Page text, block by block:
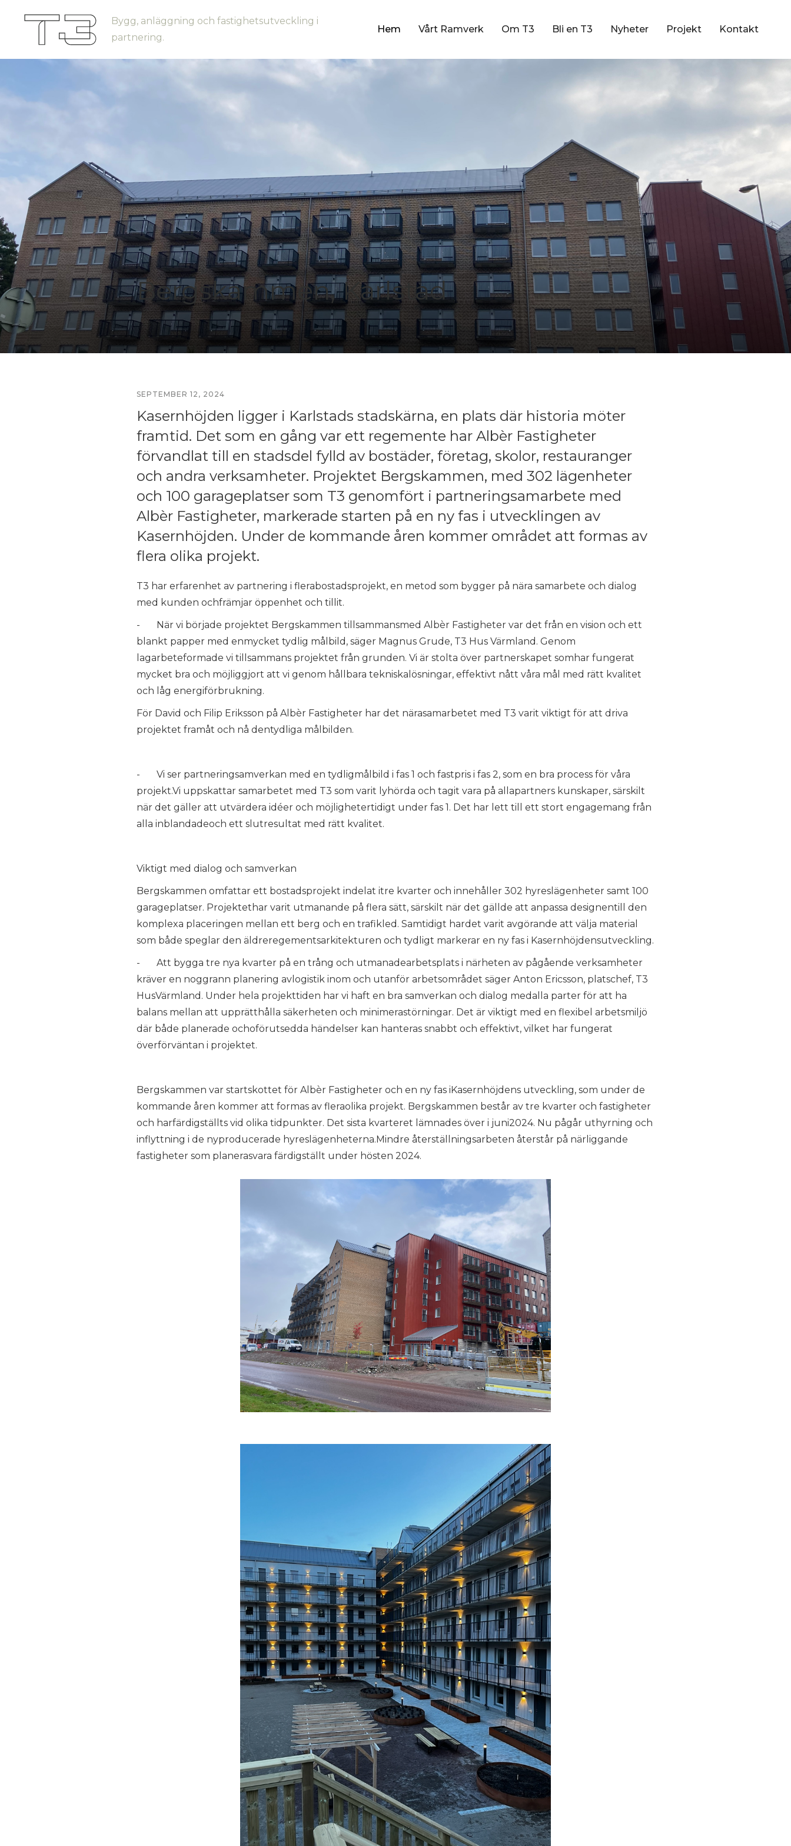
Bygg, anläggning och fastighetsutveckling i
partnering.
Hem Vårt Ramverk Om T3 Bli en T3 Nyheter Projekt Kontakt
Bergskammen, Karlstad
SEPTEMBER 12, 2024
Kasernhöjden ligger i Karlstads stadskärna, en plats där historia möter
framtid. Det som en gång var ett regemente har Albèr Fastigheter
förvandlat till en stadsdel fylld av bostäder, företag, skolor, restauranger
och andra verksamheter. Projektet Bergskammen, med 302 lägenheter
och 100 garageplatser som T3 genomfört i partneringsamarbete med
Albèr Fastigheter, markerade starten på en ny fas i utvecklingen av
Kasernhöjden. Under de kommande åren kommer området att formas av
flera olika projekt.
T3 har erfarenhet av partnering i flerabostadsprojekt, en metod som bygger på nära samarbete och dialog
med kunden ochfrämjar öppenhet och tillit.
- När vi började projektet Bergskammen tillsammansmed Albèr Fastigheter var det från en vision och ett
blankt papper med enmycket tydlig målbild, säger Magnus Grude, T3 Hus Värmland. Genom
lagarbeteformade vi tillsammans projektet från grunden. Vi är stolta över partnerskapet somhar fungerat
mycket bra och möjliggjort att vi genom hållbara tekniskalösningar, effektivt nått våra mål med rätt kvalitet
och låg energiförbrukning.
För David och Filip Eriksson på Albèr Fastigheter har det närasamarbetet med T3 varit viktigt för att driva
projektet framåt och nå dentydliga målbilden.
- Vi ser partneringsamverkan med en tydligmålbild i fas 1 och fastpris i fas 2, som en bra process för våra
projekt.Vi uppskattar samarbetet med T3 som varit lyhörda och tagit vara på allapartners kunskaper, särskilt
när det gäller att utvärdera idéer och möjlighetertidigt under fas 1. Det har lett till ett stort engagemang från
alla inblandadeoch ett slutresultat med rätt kvalitet.
Viktigt med dialog och samverkan
Bergskammen omfattar ett bostadsprojekt indelat itre kvarter och innehåller 302 hyreslägenheter samt 100
garageplatser. Projektethar varit utmanande på flera sätt, särskilt när det gällde att anpassa designentill den
komplexa placeringen mellan ett berg och en trafikled. Samtidigt hardet varit avgörande att välja material
som både speglar den äldreregementsarkitekturen och tydligt markerar en ny fas i Kasernhöjdensutveckling.
- Att bygga tre nya kvarter på en trång och utmanadearbetsplats i närheten av pågående verksamheter
kräver en noggrann planering avlogistik inom och utanför arbetsområdet säger Anton Ericsson, platschef, T3
HusVärmland. Under hela projekttiden har vi haft en bra samverkan och dialog medalla parter för att ha
balans mellan att upprätthålla säkerheten och minimerastörningar. Det är viktigt med en flexibel arbetsmiljö
där både planerade ochoförutsedda händelser kan hanteras snabbt och effektivt, vilket har fungerat
överförväntan i projektet.
Bergskammen var startskottet för Albèr Fastigheter och en ny fas iKasernhöjdens utveckling, som under de
kommande åren kommer att formas av fleraolika projekt. Bergskammen består av tre kvarter och fastigheter
och harfärdigställts vid olika tidpunkter. Det sista kvarteret lämnades över i juni2024. Nu pågår uthyrning och
inflyttning i de nyproducerade hyreslägenheterna.Mindre återställningsarbeten återstår på närliggande
fastigheter som planerasvara färdigställt under hösten 2024.